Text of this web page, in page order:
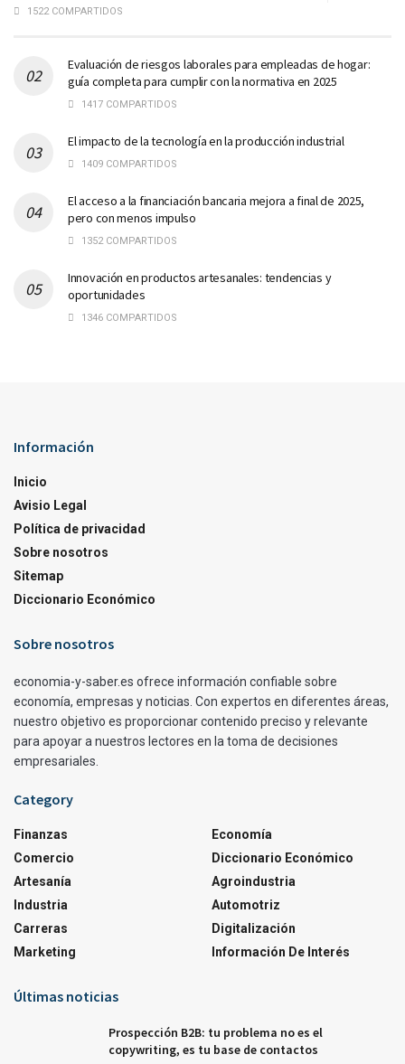
1522 COMPARTIDOS
Evaluación de riesgos laborales para empleadas de hogar:
guía completa para cumplir con la normativa en 2025
1417 COMPARTIDOS
El impacto de la tecnología en la producción industrial
1409 COMPARTIDOS
El acceso a la financiación bancaria mejora a final de 2025,
pero con menos impulso
1352 COMPARTIDOS
Innovación en productos artesanales: tendencias y
oportunidades
1346 COMPARTIDOS
Información
Inicio
Avisio Legal
Política de privacidad
Sobre nosotros
Sitemap
Diccionario Económico
Sobre nosotros
economia-y-saber.es ofrece información confiable sobre
economía, empresas y noticias. Con expertos en diferentes áreas,
nuestro objetivo es proporcionar contenido preciso y relevante
para apoyar a nuestros lectores en la toma de decisiones
empresariales.
Category
Finanzas
Comercio
Artesanía
Industria
Carreras
Marketing
Economía
Diccionario Económico
Agroindustria
Automotriz
Digitalización
Información De Interés
Últimas noticias
Prospección B2B: tu problema no es el
copywriting, es tu base de contactos